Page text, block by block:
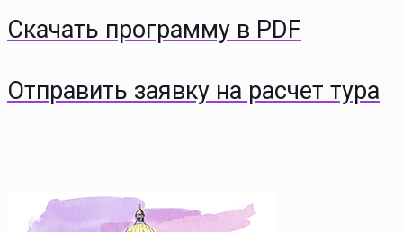
Скачать программу в PDF
Отправить заявку на расчет тура